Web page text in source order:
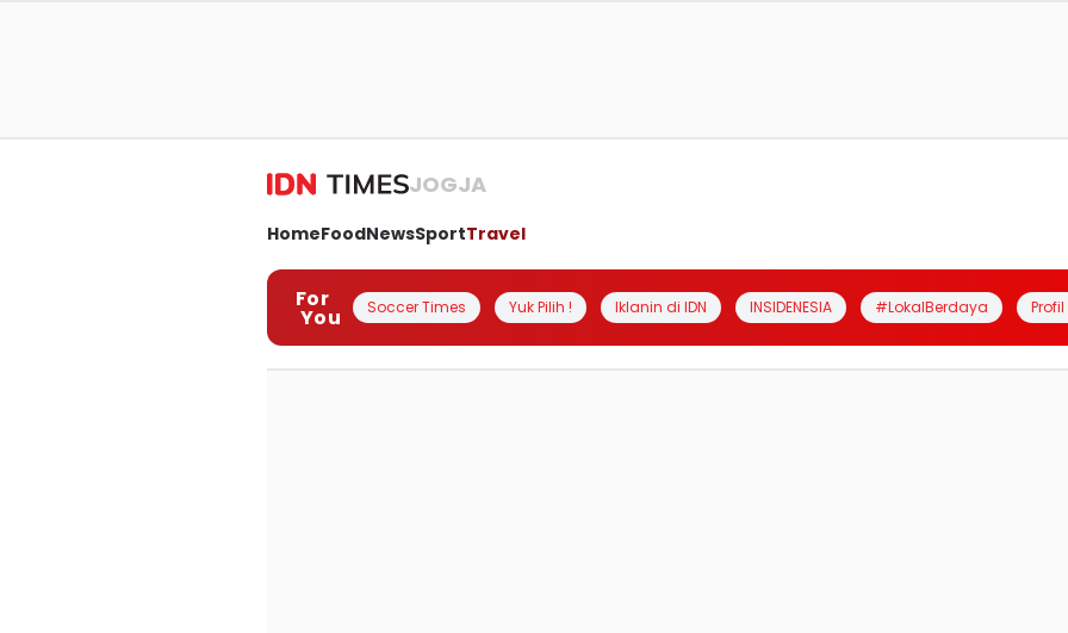
JOGJA
HomeFoodNewsSportTravel
For
You Soccer Times Yuk Pilih ! Iklanin di IDN INSIDENESIA #LokalBerdaya